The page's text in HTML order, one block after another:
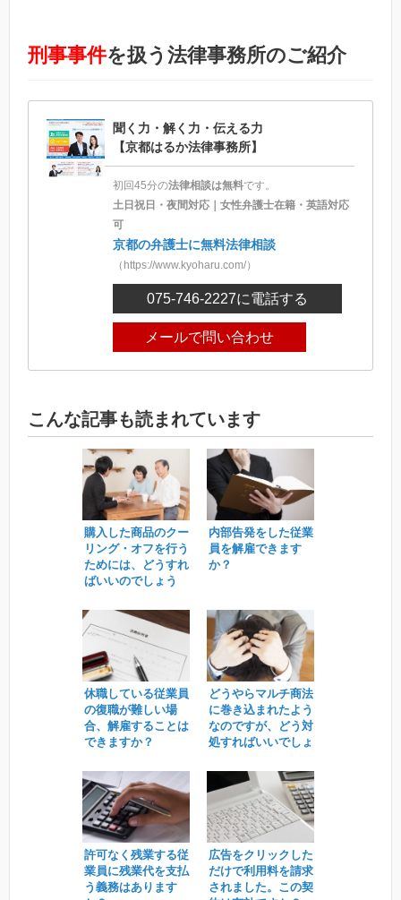
刑事事件を扱う法律事務所のご紹介
聞く力・解く力・伝える力
【京都はるか法律事務所】
初回45分の法律相談は無料です。
土日祝日・夜間対応｜女性弁護士在籍・英語対応
可
京都の弁護士に無料法律相談
（https://www.kyoharu.com/）
075-746-2227に電話する
メールで問い合わせ
こんな記事も読まれています
購入した商品のクー
リング・オフを行う
ためには、どうすれ
ばいいのでしょう
内部告発をした従業
員を解雇できます
か？
休職している従業員
の復職が難しい場
合、解雇することは
できますか？
どうやらマルチ商法
に巻き込まれたよう
なのですが、どう対
処すればいいでしょ
許可なく残業する従
業員に残業代を支払
う義務はあります
広告をクリックした
だけで利用料を請求
されました。この契